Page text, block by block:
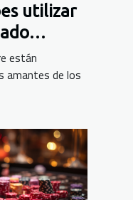
utilizar
están
amantes de los